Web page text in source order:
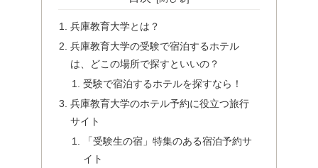
兵庫教育大学とは？
兵庫教育大学の受験で宿泊するホテル
は、どこの場所で探すといいの？
受験で宿泊するホテルを探すなら！
兵庫教育大学のホテル予約に役立つ旅行
サイト
「受験生の宿」特集のある宿泊予約サ
イト